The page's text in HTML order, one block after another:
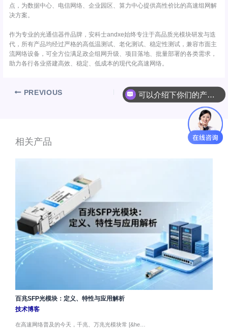
点，为数据中心、电信网络、企业园区、算力中心提供高性价比的高速组网解
决方案。
作为专业的光通信器件品牌，安科士andxe始终专注于高品质光模块研发与迭
代，所有产品均经过严格的高低温测试、老化测试、稳定性测试，兼容市面主
流网络设备，可全方位满足政企组网升级、项目落地、批量部署的各类需求，
助力各行各业搭建高效、稳定、低成本的现代化高速网络。
PREVIOUS NEXT
相关产品
百兆SFP光模块：定义、特性与应用解析
技术博客
在高速网络普及的今天，千兆、万兆光模块常 [&he…
可以介绍下你们的产品么